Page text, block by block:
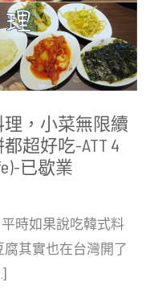
，小菜無限續
超好吃-ATT 4
已歇業
時如果說吃韓式料
其實也在台灣開了